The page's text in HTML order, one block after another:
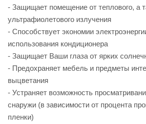
- Защищает помещение от теплового, а
ультрафиолетового излучения
- Способствует экономии
использования кондиционера
- Защищает Ваши глаза от ярких
- Предохраняет мебель и предметы
выцветания
- Устраняет возможность
снаружи (в зависимости от процента